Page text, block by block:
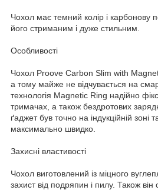
Чохол має темний колір і карбонову
його стриманим і дуже стильним.
Особливості
Чохол Proove Carbon Slim with
а тому майже не відчувається на
технологія Magnetic Ring надійно
тримачах, а також бездротових
ґаджет був точно на індукційній зоні
максимально швидко.
Захисні властивості
Чохол виготовлений із міцного
захист від подряпин і пилу. Також